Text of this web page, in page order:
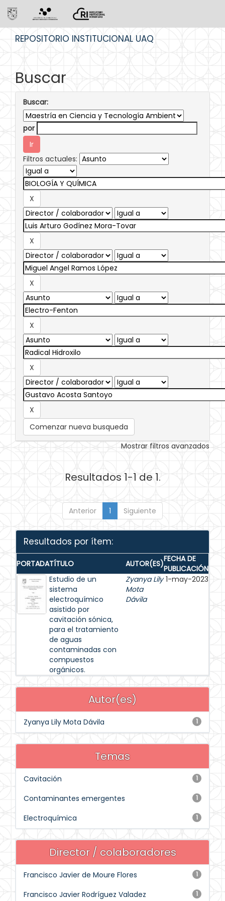
REPOSITORIO INSTITUCIONAL UAQ
Buscar
Buscar:
por
Filtros actuales:
Comenzar nueva busqueda
Mostrar filtros avanzados
Resultados 1-1 de 1.
Anterior 1 Siguiente
Resultados por ítem:
PORTADATÍTULO AUTOR(ES)FECHA DE
PUBLICACIÓN
Estudio de un
sistema
electroquímico
asistido por
cavitación sónica,
para el tratamiento
de aguas
contaminadas con
compuestos
orgánicos.
Zyanya Lily
Mota
Dávila
1-may-2023
Autor(es)
1
Zyanya Lily Mota Dávila
Temas
1
Cavitación
1
Contaminantes emergentes
1
Electroquímica
Director / colaboradores
1
Francisco Javier de Moure Flores
1
Francisco Javier Rodríguez Valadez